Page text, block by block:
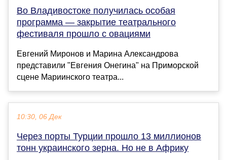
Во Владивостоке получилась особая
программа — закрытие театрального
фестиваля прошло с овациями
Евгений Миронов и Марина Александрова
представили "Евгения Онегина" на Приморской
сцене Мариинского театра...
10:30, 06 Дек
Через порты Турции прошло 13 миллионов
тонн украинского зерна. Но не в Африку